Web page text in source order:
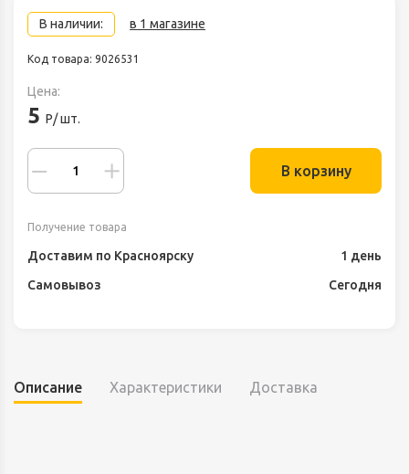
В наличии: в 1 магазине
Код товара: 9026531
Цена:
5 Р/ шт.
В корзину
Получение товара
Доставим по Красноярску
1 день
Самовывоз
Сегодня
Описание Характеристики Доставка